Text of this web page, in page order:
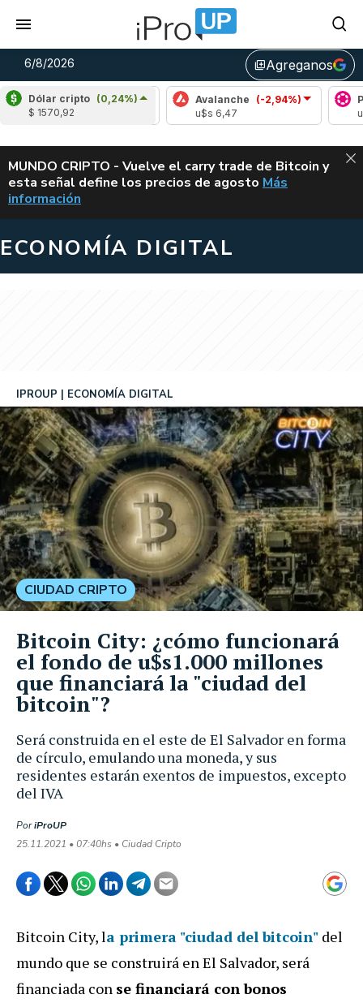
6/8/2026 library_addAgreganos
Dólar cripto (0,24%)
$ 1570,92
Cardano
(6,73%)
u$s 0,20
Avalanche (-2,94%)
u$s 6,47
u$s
ALERTA
MUNDO CRIPTO - Vuelve el carry trade de Bitcoin y
esta señal define los precios de agosto VUELVE EL
Más
información
ECONOMÍA DIGITAL
Será construida en el este de El Salvador en forma
de círculo, emulando una moneda, y sus
residentes estarán exentos de impuestos, excepto
del IVA
IPROUP ECONOMÍA DIGITAL
PoriProUP
25.11.2021 • 07:40hs • Ciudad Cripto
CIUDAD CRIPTO
Bitcoin City: ¿cómo funcionará
el fondo de u$s1.000 millones
que financiará la "ciudad del
bitcoin"?
Bitcoin City, la primera "ciudad del bitcoin" del
mundo que se construirá en El Salvador, será
financiada con se financiará con bonos